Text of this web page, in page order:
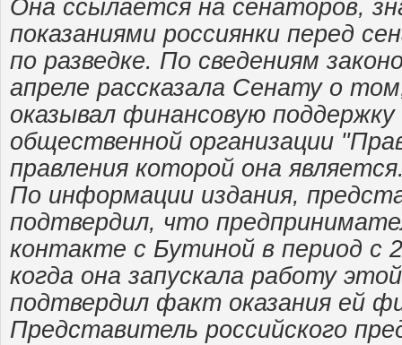
Она ссылается на сенаторов,
показаниями россиянки перед
по разведке. По сведениям
апреле рассказала Сенату о
оказывал финансовую
общественной организации
правления которой она
По информации издания,
подтвердил, что
контакте с Бутиной в период с
когда она запускала работу
подтвердил факт оказания ей
Представитель российского